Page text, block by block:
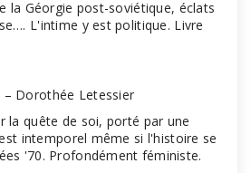
la Géorgie post-soviétique, éclats
L'intime y est politique. Livre
– Dorothée Letessier
la quête de soi, porté par une
intemporel même si l'histoire se
'70. Profondément féministe.